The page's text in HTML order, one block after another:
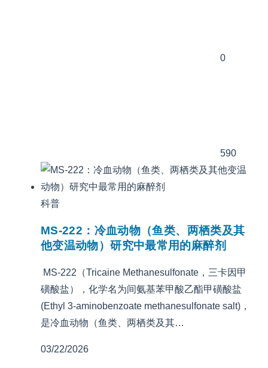
0
590
科普
MS-222：冷血动物（鱼类、两栖类及其
他变温动物）研究中最常用的麻醉剂
MS-222（Tricaine Methanesulfonate，三卡因甲
磺酸盐），化学名为间氨基苯甲酸乙酯甲磺酸盐
(Ethyl 3-aminobenzoate methanesulfonate salt)，
是冷血动物（鱼类、两栖类及其…
03/22/2026